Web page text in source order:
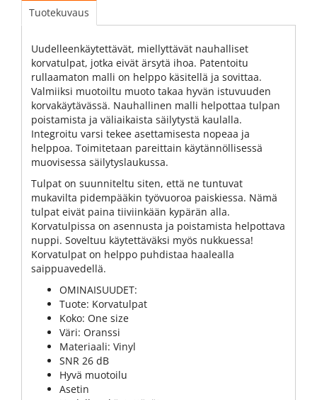
Tuotekuvaus
Uudelleenkäytettävät, miellyttävät nauhalliset
korvatulpat, jotka eivät ärsytä ihoa. Patentoitu
rullaamaton malli on helppo käsitellä ja sovittaa.
Valmiiksi muotoiltu muoto takaa hyvän istuvuuden
korvakäytävässä. Nauhallinen malli helpottaa tulpan
poistamista ja väliaikaista säilytystä kaulalla.
Integroitu varsi tekee asettamisesta nopeaa ja
helppoa. Toimitetaan pareittain käytännöllisessä
muovisessa säilytyslaukussa.
Tulpat on suunniteltu siten, että ne tuntuvat
mukavilta pidempääkin työvuoroa paiskiessa. Nämä
tulpat eivät paina tiiviinkään kypärän alla.
Korvatulpissa on asennusta ja poistamista helpottava
nuppi. Soveltuu käytettäväksi myös nukkuessa!
Korvatulpat on helppo puhdistaa haalealla
saippuavedellä.
OMINAISUUDET:
Tuote: Korvatulpat
Koko: One size
Väri: Oranssi
Materiaali: Vinyl
SNR 26 dB
Hyvä muotoilu
Asetin